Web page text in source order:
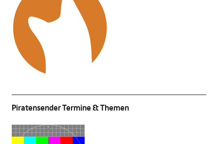
Piratensender Termine & Themen